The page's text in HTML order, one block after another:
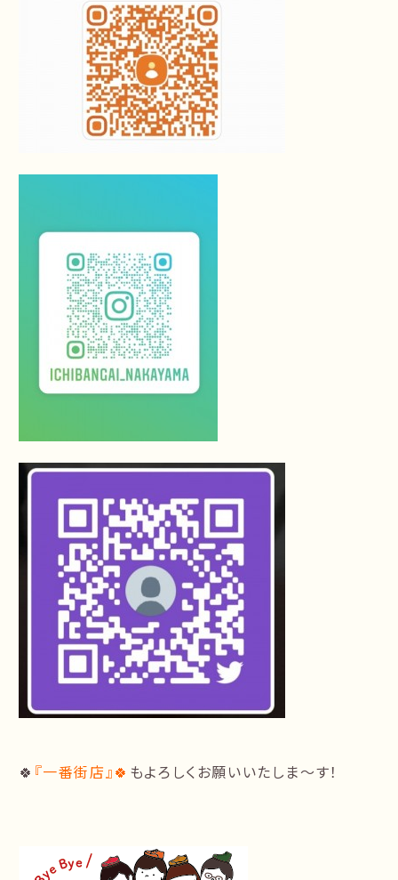
🍀 『一番街店』🍀 もよろしくお願いいたしま〜す！